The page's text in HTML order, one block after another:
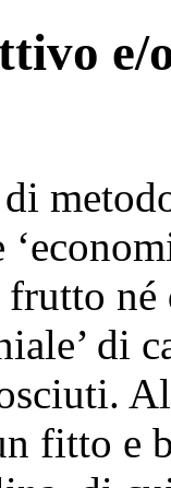
e/
né
di
fitto e